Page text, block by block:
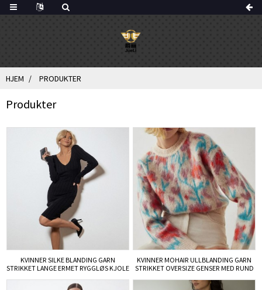
HJEM PRODUKTER
Produkter
KVINNER SILKE BLANDING GARN
STRIKKET LANGE ERMET RYGGLØS KJOLE
KVINNER MOHAIR ULLBLANDING GARN
STRIKKET OVERSIZE GENSER MED RUND